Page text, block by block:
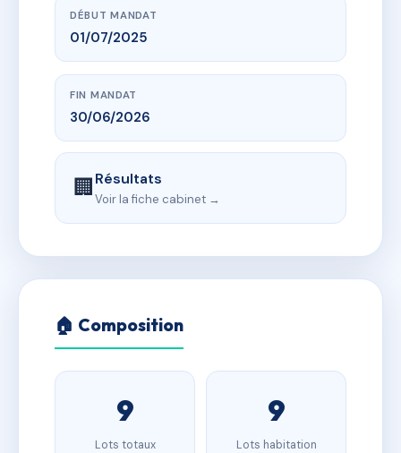
DÉBUT MANDAT
01/07/2025
FIN MANDAT
30/06/2026
🏢Résultats
Voir la fiche cabinet →
🏠 Composition
9
Lots totaux
9
Lots habitation